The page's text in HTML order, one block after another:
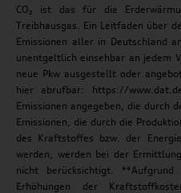
CO₂ ist das für die
Treibhausgas. Ein Leitfaden über
Emissionen aller in Deutschland
unentgeltlich einsehbar an jedem
neue Pkw ausgestellt oder
hier abrufbar: https://
Emissionen angegeben, die durch
Emissionen, die durch die
des Kraftstoffes bzw. der
werden, werden bei der
nicht berücksichtigt. **Aufgrund
Erhöhungen der